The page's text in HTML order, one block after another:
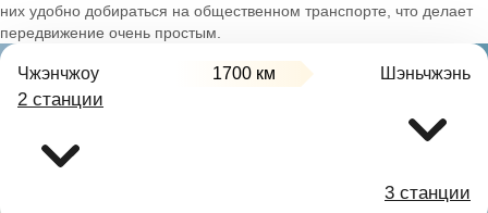
них удобно добираться на общественном транспорте, что делает
передвижение очень простым.
Чжэнчжоу 1700 км Шэньчжэнь
2 станции
3 станции